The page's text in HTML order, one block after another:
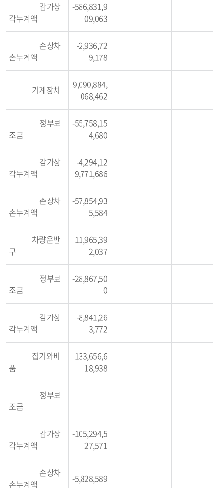
감가상
각누계액
-586,831,9
09,063
손상차
손누계액
-2,936,72
9,178
기계장치
9,090,884,
068,462
정부보
조금
-55,758,15
4,680
감가상
각누계액
-4,294,12
9,771,686
손상차
손누계액
-57,854,93
5,584
차량운반
구
11,965,39
2,037
정부보
조금
-28,867,50
0
감가상
각누계액
-8,841,26
3,772
집기와비
품
133,656,6
18,938
정부보
조금
-
감가상
각누계액
-105,294,5
27,571
손상차
손누계액
-5,828,589